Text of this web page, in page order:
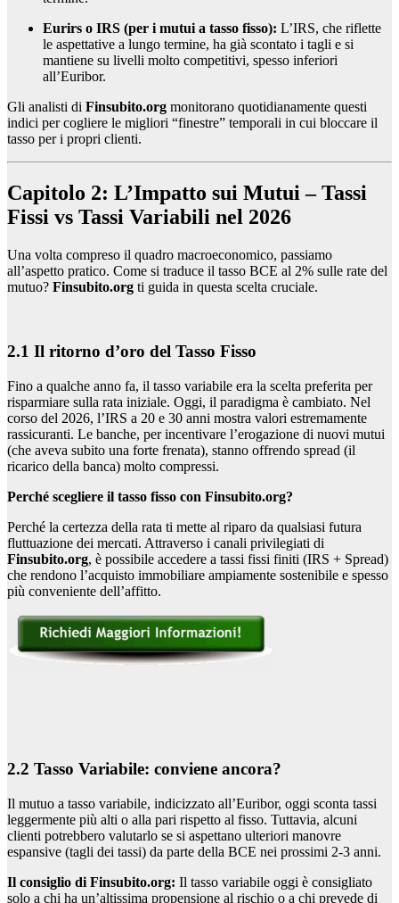
Eurirs o IRS (per i mutui a tasso fisso): L’IRS, che riflette
le aspettative a lungo termine, ha già scontato i tagli e si
mantiene su livelli molto competitivi, spesso inferiori
all’Euribor.
Gli analisti di Finsubito.org monitorano quotidianamente questi
indici per cogliere le migliori “finestre” temporali in cui bloccare il
tasso per i propri clienti.
Capitolo 2: L’Impatto sui Mutui – Tassi
Fissi vs Tassi Variabili nel 2026
Una volta compreso il quadro macroeconomico, passiamo
all’aspetto pratico. Come si traduce il tasso BCE al 2% sulle rate del
mutuo? Finsubito.org ti guida in questa scelta cruciale.
2.1 Il ritorno d’oro del Tasso Fisso
Fino a qualche anno fa, il tasso variabile era la scelta preferita per
risparmiare sulla rata iniziale. Oggi, il paradigma è cambiato. Nel
corso del 2026, l’IRS a 20 e 30 anni mostra valori estremamente
rassicuranti. Le banche, per incentivare l’erogazione di nuovi mutui
(che aveva subito una forte frenata), stanno offrendo spread (il
ricarico della banca) molto compressi.
Perché scegliere il tasso fisso con Finsubito.org?
Perché la certezza della rata ti mette al riparo da qualsiasi futura
fluttuazione dei mercati. Attraverso i canali privilegiati di
Finsubito.org, è possibile accedere a tassi fissi finiti (IRS + Spread)
che rendono l’acquisto immobiliare ampiamente sostenibile e spesso
più conveniente dell’affitto.
2.2 Tasso Variabile: conviene ancora?
Il mutuo a tasso variabile, indicizzato all’Euribor, oggi sconta tassi
leggermente più alti o alla pari rispetto al fisso. Tuttavia, alcuni
clienti potrebbero valutarlo se si aspettano ulteriori manovre
espansive (tagli dei tassi) da parte della BCE nei prossimi 2-3 anni.
Il consiglio di Finsubito.org: Il tasso variabile oggi è consigliato
solo a chi ha un’altissima propensione al rischio o a chi prevede di